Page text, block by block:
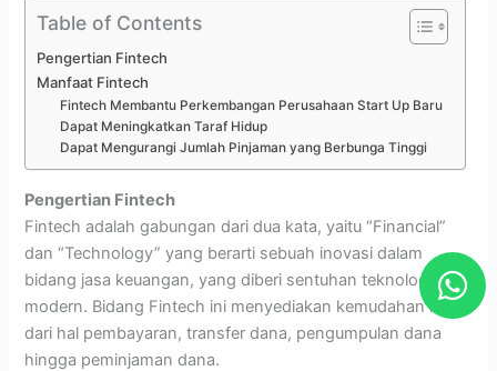
Table of Contents
Pengertian Fintech
Manfaat Fintech
Fintech Membantu Perkembangan Perusahaan Start Up Baru
Dapat Meningkatkan Taraf Hidup
Dapat Mengurangi Jumlah Pinjaman yang Berbunga Tinggi
Pengertian Fintech
Fintech adalah gabungan dari dua kata, yaitu “Financial”
dan “Technology” yang berarti sebuah inovasi dalam
bidang jasa keuangan, yang diberi sentuhan teknologi
modern. Bidang Fintech ini menyediakan kemudahan mulai
dari hal pembayaran, transfer dana, pengumpulan dana
hingga peminjaman dana.
W
h